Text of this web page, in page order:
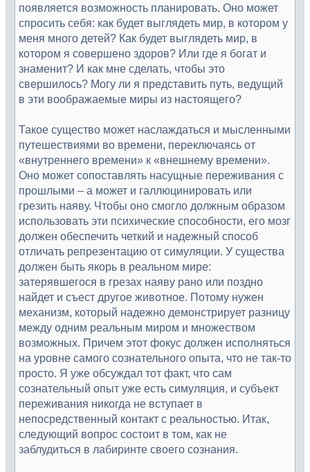
появляется возможность планировать. Оно может
спросить себя: как будет выглядеть мир, в котором у
меня много детей? Как будет выглядеть мир, в
котором я совершено здоров? Или где я богат и
знаменит? И как мне сделать, чтобы это
свершилось? Могу ли я представить путь, ведущий
в эти воображаемые миры из настоящего?
Такое существо может наслаждаться и мысленными
путешествиями во времени, переключаясь от
«внутреннего времени» к «внешнему времени».
Оно может сопоставлять насущные переживания с
прошлыми – а может и галлюцинировать или
грезить наяву. Чтобы оно смогло должным образом
использовать эти психические способности, его мозг
должен обеспечить четкий и надежный способ
отличать репрезентацию от симуляции. У существа
должен быть якорь в реальном мире:
затерявшегося в грезах наяву рано или поздно
найдет и съест другое животное. Потому нужен
механизм, который надежно демонстрирует разницу
между одним реальным миром и множеством
возможных. Причем этот фокус должен исполняться
на уровне самого сознательного опыта, что не так-то
просто. Я уже обсуждал тот факт, что сам
сознательный опыт уже есть симуляция, и субъект
переживания никогда не вступает в
непосредственный контакт с реальностью. Итак,
следующий вопрос состоит в том, как не
заблудиться в лабиринте своего сознания.